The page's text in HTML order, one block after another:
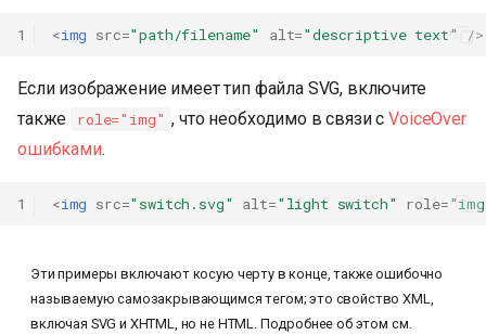
1 <img src="path/filename" alt="descriptive text" />
Если изображение имеет тип файла SVG, включите
также
role="img" , что необходимо в связи сVoiceOver
ошибками.
1 <img src="switch.svg" alt="light switch" role=
Эти примеры включают косую черту в конце, также ошибочно
называемую самозакрывающимся тегом; это свойство XML,
включая SVG и XHTML, но не HTML. Подробнее об этом см.